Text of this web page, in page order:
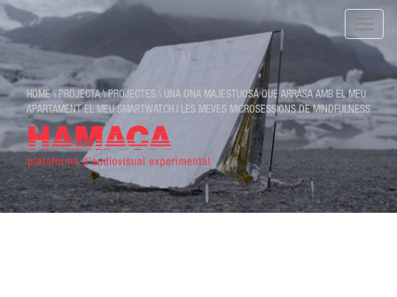
Toggle
HOME\ PROJECTA\PROJECTES \ UNA ONA MAJESTUOSA QUE ARRASA AMB EL MEU
APARTAMENT EL MEU SMARTWATCH I LES MEVES MICROSESSIONS DE MINDFULNESS